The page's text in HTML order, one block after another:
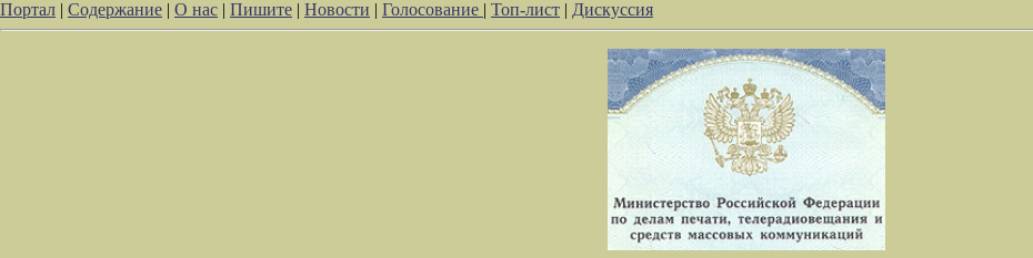
Портал | Содержание | О нас | Пишите | Новости | Голосование | Топ-лист | Дискуссия